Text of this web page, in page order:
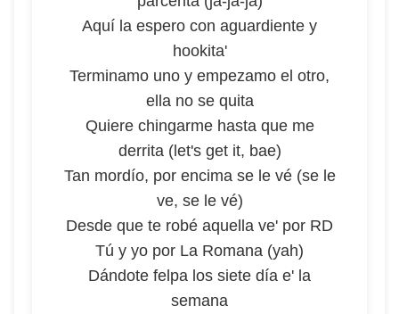
Aquí la espero con aguardiente y
hookita'
Terminamo uno y empezamo el otro,
ella no se quita
Quiere chingarme hasta que me
derrita (let's get it, bae)
Tan mordío, por encima se le vé (se le
ve, se le vé)
Desde que te robé aquella ve' por RD
Tú y yo por La Romana (yah)
Dándote felpa los siete día e' la
semana